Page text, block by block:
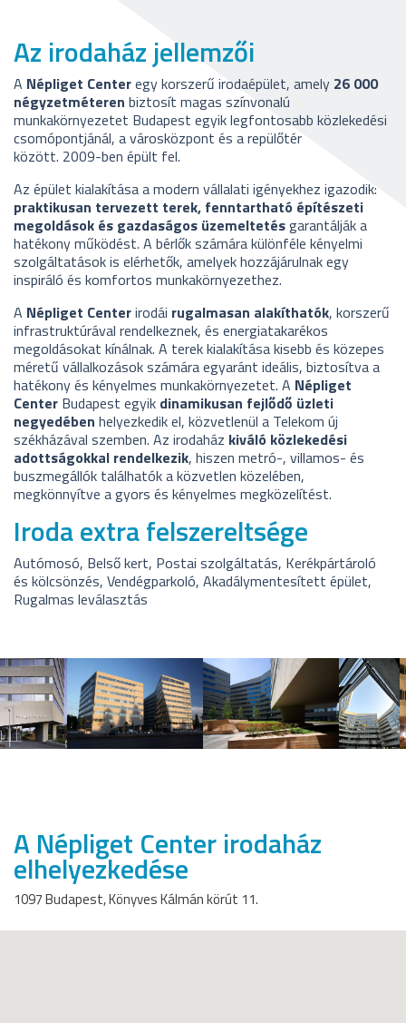
Az irodaház jellemzői
A Népliget Centeregy korszerű irodaépület, amely 26 000
négyzetméteren biztosít magas színvonalú
munkakörnyezetet Budapest egyik legfontosabb közlekedési
csomópontjánál, a városközpont és a repülőtér
között. 2009-ben épült fel.
Az épület kialakítása a modern vállalati igényekhez igazodik:
praktikusan tervezett terek, fenntartható építészeti
megoldások és gazdaságos üzemeltetésgarantálják a
hatékony működést. A bérlők számára különféle kényelmi
szolgáltatások is elérhetők, amelyek hozzájárulnak egy
inspiráló és komfortos munkakörnyezethez.
A Népliget Centerirodái rugalmasan alakíthatók, korszerű
infrastruktúrával rendelkeznek, és energiatakarékos
megoldásokat kínálnak. A terek kialakítása kisebb és közepes
méretű vállalkozások számára egyaránt ideális, biztosítva a
hatékony és kényelmes munkakörnyezetet. A Népliget
Center Budapest egyik dinamikusan fejlődő üzleti
negyedében helyezkedik el, közvetlenül a Telekom új
székházával szemben. Az irodaház kiváló közlekedési
adottságokkal rendelkezik, hiszen metró-, villamos- és
buszmegállók találhatók a közvetlen közelében,
megkönnyítve a gyors és kényelmes megközelítést.
Iroda extra felszereltsége
Autómosó, Belső kert, Postai szolgáltatás, Kerékpártároló
és kölcsönzés, Vendégparkoló, Akadálymentesített épület,
Rugalmas leválasztás
A Népliget Center irodaház
elhelyezkedése
1097 Budapest, Könyves Kálmán körút 11.